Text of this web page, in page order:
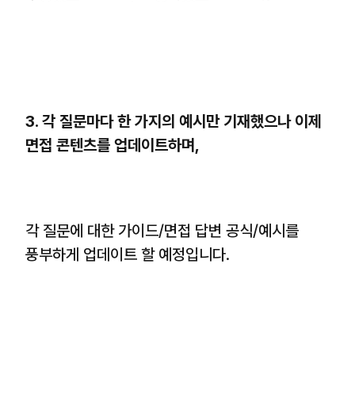
3. 각 질문마다 한 가지의 예시만 기재했으나 이제
면접 콘텐츠를 업데이트하며,
각 질문에 대한 가이드/면접 답변 공식/예시를
풍부하게 업데이트 할 예정입니다.